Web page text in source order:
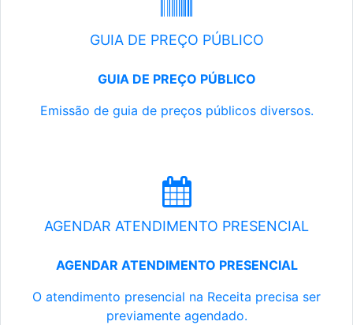
GUIA DE PREÇO PÚBLICO
GUIA DE PREÇO PÚBLICO
Emissão de guia de preços públicos diversos.
AGENDAR ATENDIMENTO PRESENCIAL
AGENDAR ATENDIMENTO PRESENCIAL
O atendimento presencial na Receita precisa ser
previamente agendado.